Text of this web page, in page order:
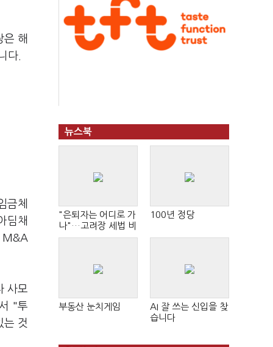
은 해
다.
금체
딤채
M&A
사모
"투
는 것
뉴스북
"은퇴자는 어디로 가
나"…고려장 세법 비
판 확산
100년 정당
부동산 눈치게임
AI 잘 쓰는 신입을 찾
습니다